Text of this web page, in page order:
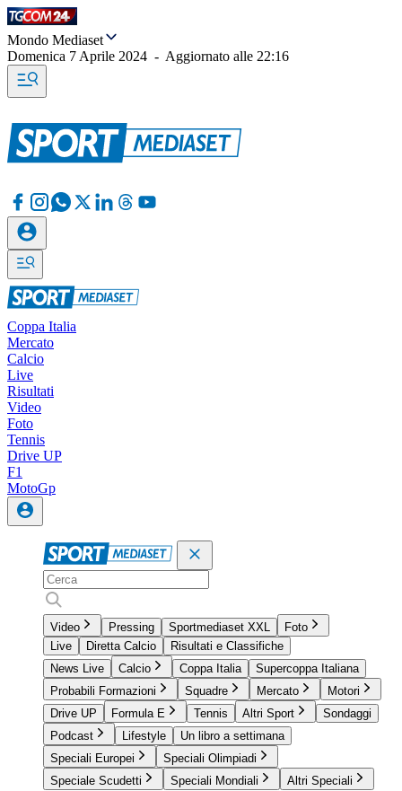
Mondo Mediaset
Domenica 7 Aprile 2024 - Aggiornato alle 22:16
Coppa Italia
Mercato
Calcio
Live
Risultati
Video
Foto
Tennis
Drive UP
F1
MotoGp
Video Pressing Sportmediaset XXL
Foto
Live
Diretta Calcio
Risultati e Classifiche
News Live
Calcio Coppa Italia
Supercoppa Italiana
Probabili Formazioni
Squadre Mercato
Motori
Drive UP
Formula E Tennis Altri Sport
Sondaggi
Podcast
Lifestyle
Un libro a settimana
Speciali Europei
Speciali Olimpiadi
Speciale Scudetti
Speciali Mondiali Altri Speciali